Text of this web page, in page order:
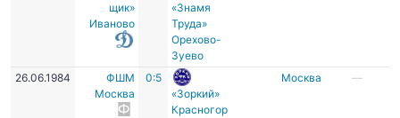
щик»
Иваново
«Знамя
Труда»
Орехово-
Зуево
26.06.1984
ФШМ
Москва
0:5
«Зоркий»
Красногор
Москва —